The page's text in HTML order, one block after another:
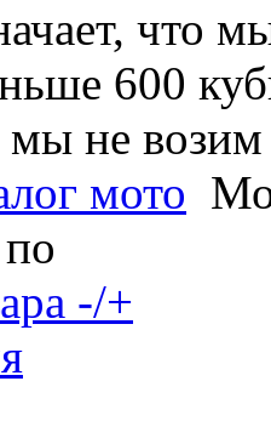
что
600
мы не
мото
-/+